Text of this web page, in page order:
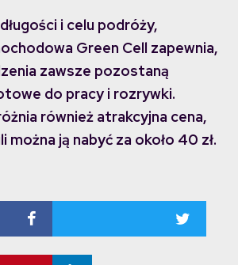
i celu podróży,
Green Cell zapewnia,
zawsze pozostaną
do pracy i rozrywki.
również atrakcyjna cena,
można ją nabyć za około 40 zł.